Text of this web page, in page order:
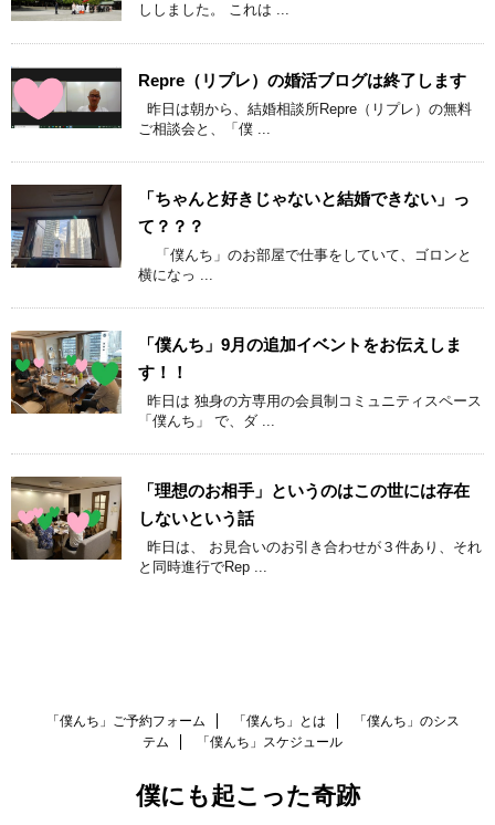
ししました。 これは ...
Repre（リプレ）の婚活ブログは終了します
昨日は朝から、結婚相談所Repre（リプレ）の無料
ご相談会と、「僕 ...
「ちゃんと好きじゃないと結婚できない」っ
て？？？
「僕んち」のお部屋で仕事をしていて、ゴロンと
横になっ ...
「僕んち」9月の追加イベントをお伝えしま
す！！
昨日は 独身の方専用の会員制コミュニティスペース
「僕んち」 で、ダ ...
「理想のお相手」というのはこの世には存在
しないという話
昨日は、 お見合いのお引き合わせが３件あり、それ
と同時進行でRep ...
「僕んち」ご予約フォーム 「僕んち」とは
「僕んち」のシス
テム
「僕んち」スケジュール
僕にも起こった奇跡